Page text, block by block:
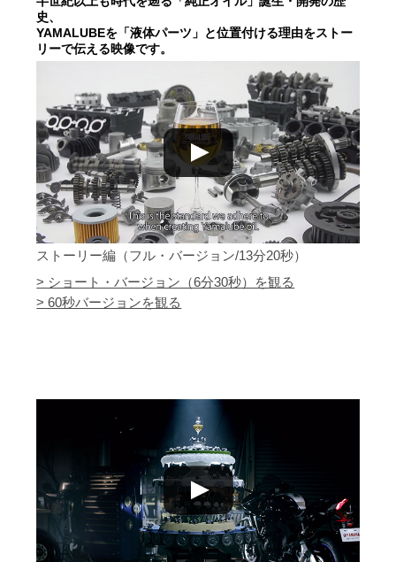
史、
YAMALUBEを「液体パーツ」と位置付ける理由をストー
リーで伝える映像です。
ストーリー編（フル・バージョン/13分20秒）
> ショート・バージョン（6分30秒）を観る
> 60秒バージョンを観る